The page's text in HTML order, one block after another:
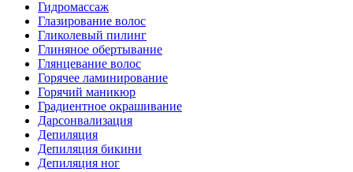
Гидромассаж
Глазирование волос
Гликолевый пилинг
Глиняное обертывание
Глянцевание волос
Горячее ламинирование
Горячий маникюр
Градиентное окрашивание
Дарсонвализация
Депиляция
Депиляция бикини
Депиляция ног